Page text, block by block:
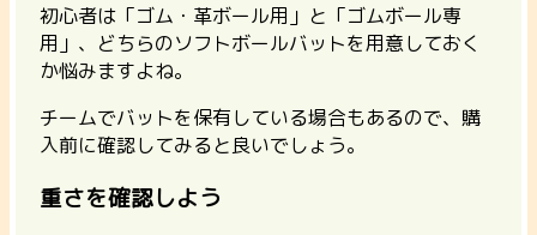
初心者は「ゴム・革ボール用」と「ゴムボール専
用」、どちらのソフトボールバットを用意しておく
か悩みますよね。
チームでバットを保有している場合もあるので、購
入前に確認してみると良いでしょう。
重さを確認しよう